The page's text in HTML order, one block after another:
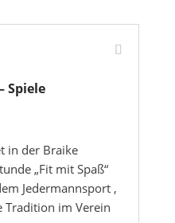
Spiele
in der Braike
„Fit mit Spaß“
Jedermannsport ,
Tradition im Verein